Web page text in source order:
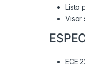
Listo
Visor
ECE